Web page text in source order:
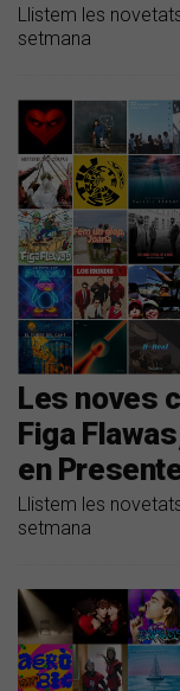
Llistem les
setmana
Les noves
Figa
en
Llistem les
setmana